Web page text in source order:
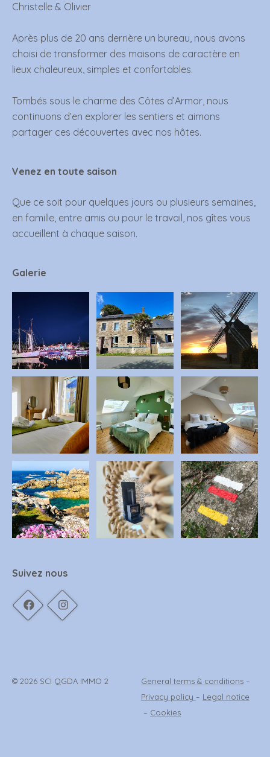
Christelle & Olivier
Après plus de 20 ans derrière un bureau, nous avons
choisi de transformer des maisons de caractère en
lieux chaleureux, simples et confortables.
Tombés sous le charme des Côtes d’Armor, nous
continuons d’en explorer les sentiers et aimons
partager ces découvertes avec nos hôtes.
Venez en toute saison
Que ce soit pour quelques jours ou plusieurs semaines,
en famille, entre amis ou pour le travail, nos gîtes vous
accueillent à chaque saison.
Galerie
Suivez nous
© 2026 SCI QGDA IMMO 2 General terms & conditions –
Privacy policy – Legal notice
– Cookies